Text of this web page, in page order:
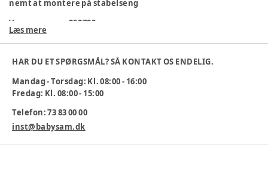
nemt at montere på stabelseng
Varenummer: 258799
Læs mere
HAR DU ET SPØRGSMÅL? SÅ KONTAKT OS ENDELIG.
Mandag - Torsdag: Kl. 08:00 - 16:00
Fredag: Kl. 08:00 - 15:00
Telefon: 73 83 00 00
inst@babysam.dk